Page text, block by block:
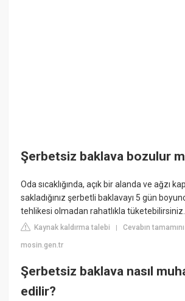
Şerbetsiz baklava bozulur
Oda sıcaklığında, açık bir alanda ve ağzı
sakladığınız şerbetli baklavayı 5 gün
tehlikesi olmadan rahatlıkla tüketebilirsiniz.
Kaynak kaldırma talebi |Cevabın
mosin.gen.tr
Şerbetsiz baklava nasıl
edilir?